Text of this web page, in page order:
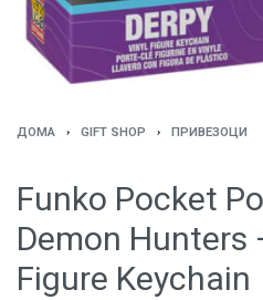
ДОМА › GIFT SHOP › ПРИВЕЗОЦИ
Funko Pocket
Demon Hunters
Figure Keychain